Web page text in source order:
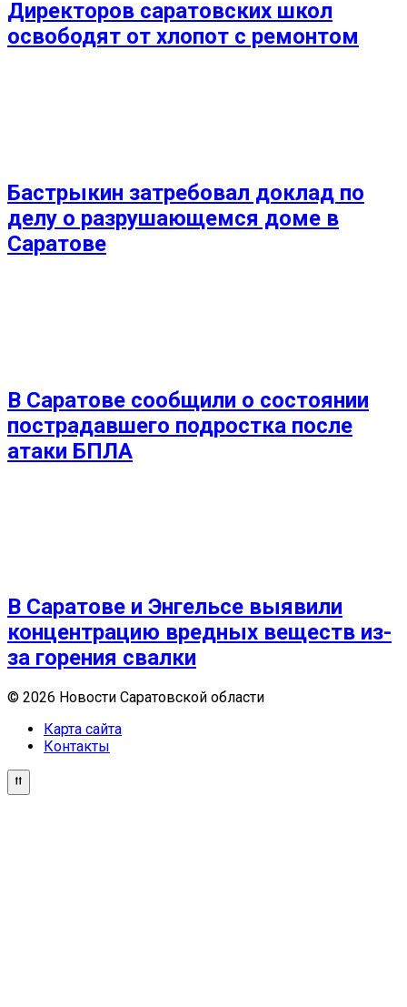
Директоров саратовских школ
освободят от хлопот с ремонтом
Бастрыкин затребовал доклад по
делу о разрушающемся доме в
Саратове
В Саратове сообщили о состоянии
пострадавшего подростка после
атаки БПЛА
В Саратове и Энгельсе выявили
концентрацию вредных веществ из-
за горения свалки
© 2026 Новости Саратовской области
Карта сайта
Контакты